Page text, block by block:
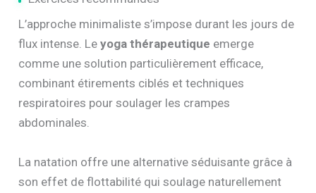
L’approche minimaliste s’impose durant les jours de
flux intense. Leyoga thérapeutique emerge
comme une solution particulièrement efficace,
combinant étirements ciblés et techniques
respiratoires pour soulager les crampes
abdominales.
La natation offre une alternative séduisante grâce à
son effet de flottabilité qui soulage naturellement